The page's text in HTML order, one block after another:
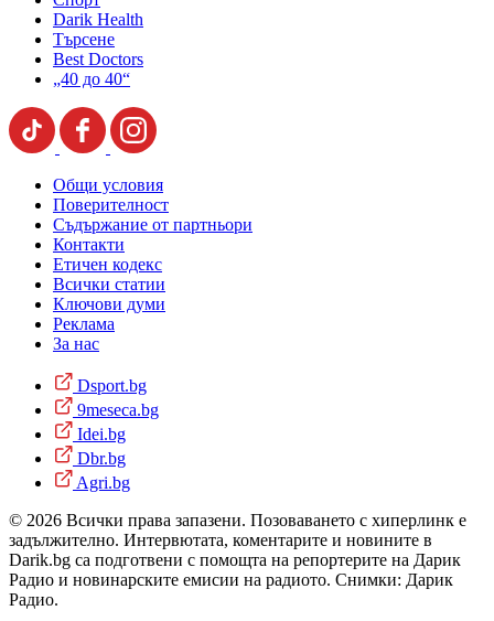
Darik Health
Търсене
Best Doctors
„40 до 40“
Общи условия
Поверителност
Съдържание от партньори
Контакти
Етичен кодекс
Всички статии
Ключови думи
Реклама
За нас
Dsport.bg
9meseca.bg
Idei.bg
Dbr.bg
Agri.bg
© 2026 Всички права запазени. Позоваването с хиперлинк е
задължително. Интервютата, коментарите и новините в
Darik.bg са подготвени с помощта на репортерите на Дарик
Радио и новинарските емисии на радиото. Снимки: Дарик
Радио.